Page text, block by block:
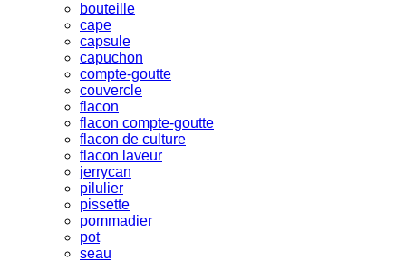
bouteille
cape
capsule
capuchon
compte-goutte
couvercle
flacon
flacon compte-goutte
flacon de culture
flacon laveur
jerrycan
pilulier
pissette
pommadier
pot
seau